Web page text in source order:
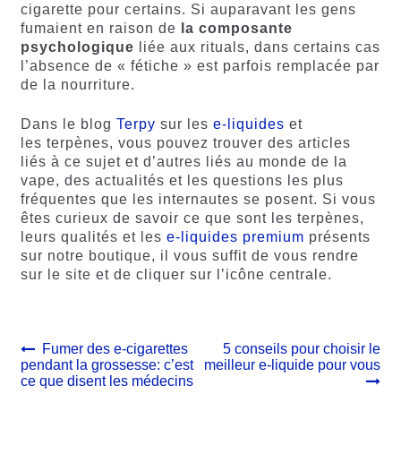
cigarette pour certains. Si auparavant les gens
fumaient en raison de
la composante
psychologique liée aux rituals, dans certains cas
l’absence de « fétiche » est parfois remplacée par
de la nourriture.
Dans le blog Terpy sur les e-liquides et
les terpènes, vous pouvez trouver des articles
liés à ce sujet et d’autres liés au monde de la
vape, des actualités et les questions les plus
fréquentes que les internautes se posent. Si vous
êtes curieux de savoir ce que sont les terpènes,
leurs qualités et les e-liquides premium présents
sur notre boutique, il vous suffit de vous rendre
sur le site et de cliquer sur l’icône centrale.
Navigation
de
l’article
Article
précédent :
Fumer des e-cigarettes
pendant la grossesse: c’est
ce que disent les médecins
Article
suivant :
5 conseils pour choisir le
meilleur e-liquide pour vous